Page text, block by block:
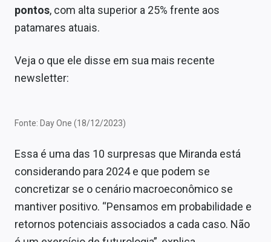
Colunas
Internacional
Tecnologia
Sobre
pontos, com alta superior a 25% frente aos
patamares atuais.
Veja o que ele disse em sua mais recente
newsletter:
Fonte: Day One (18/12/2023)
Essa é uma das 10 surpresas que Miranda está
considerando para 2024 e que podem se
concretizar se o cenário macroeconômico se
mantiver positivo. “Pensamos em probabilidade e
retornos potenciais associados a cada caso. Não